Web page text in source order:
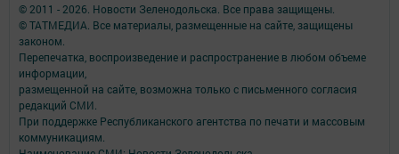
© 2011 - 2026. Новости Зеленодольска. Все права защищены.
© ТАТМЕДИА. Все материалы, размещенные на сайте, защищены
законом.
Перепечатка, воспроизведение и распространение в любом объеме
информации,
размещенной на сайте, возможна только с письменного согласия
редакций СМИ.
При поддержке Республиканского агентства по печати и массовым
коммуникациям.